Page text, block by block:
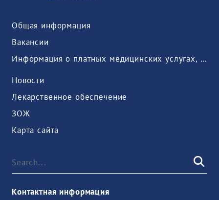
Общая информация
Вакансии
Информация о платных медицинских услугах, предоставляемых медицинской организацией
Новости
Лекарственное обеспечение
ЗОЖ
Карта сайта
Контактная информация